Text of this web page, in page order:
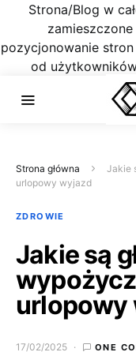
Strona/Blog w
pozycjonowanie
od
Strona główna
Jakie
urlopowy wyjazd
ZDROWIE
Jakie są
urlopowy
17/02/2025 ONE